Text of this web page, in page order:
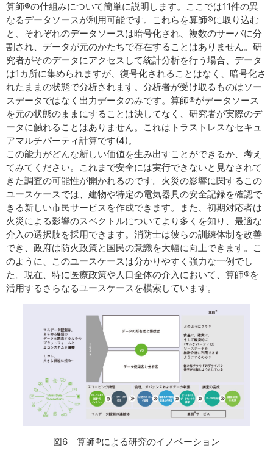
算師®の仕組みについて簡単に説明します。ここでは11件の異
なるデータソースが利用可能です。これらを算師®に取り込む
と、それぞれのデータソースは暗号化され、複数のサーバに分
割され、データが元のかたちで存在することはありません。研
究者がそのデータにアクセスして統計分析を行う場合、データ
は1カ所に集められますが、復号化されることはなく、暗号化さ
れたままの状態で分析されます。分析者が受け取るものはソー
スデータではなく出力データのみです。算師®がデータソース
を元の状態のままにすることは決してなく、研究者が実際のデ
ータに触れることはありません。これはトラストレスなセキュ
アマルチパーティ計算です(4)。
この能力がどんな新しい価値を生み出すことができるか、考え
てみてください。これまで安全には実行できないと見なされて
きた調査の可能性が開かれるのです。火災の影響に関するこの
ユースケースでは、建物や特定の電気器具の安全記録を確認で
きる新しい市民サービスを作成できます。また、初期対応者は
火災による影響のスペクトルについてより多くを知り、最適な
介入の選択肢を採用できます。消防士は彼らの訓練体制を改善
でき、政府は防火政策と国民の意識を大幅に向上できます。こ
のように、このユースケースは分かりやすく強力な一例でし
た。現在、特に医療政策や人口全体の介入において、算師®を
活用するさらなるユースケースを模索しています。
図6 算師®による研究のイノベーション